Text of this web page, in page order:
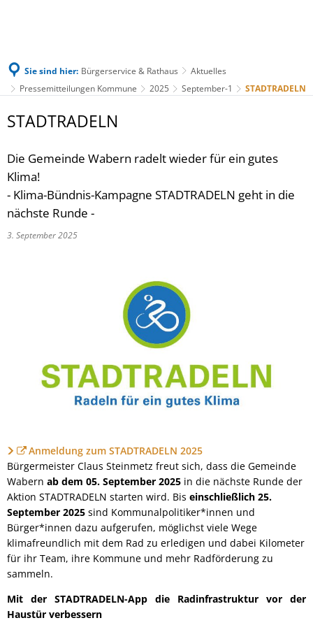
Sie sind hier: Bürgerservice & Rathaus
Aktuelles
Pressemitteilungen Kommune
2025 September-1 STADTRADELN
STADTRADELN
Die Gemeinde Wabern radelt wieder für ein gutes
Klima!
- Klima-Bündnis-Kampagne STADTRADELN geht in die
nächste Runde -
3. September 2025
Anmeldung zum STADTRADELN 2025
Bürgermeister Claus Steinmetz freut sich, dass die Gemeinde
Wabern ab dem 05. September 2025 in die nächste Runde der
Aktion STADTRADELN starten wird. Bis einschließlich 25.
September 2025 sind Kommunalpolitiker*innen und
Bürger*innen dazu aufgerufen, möglichst viele Wege
klimafreundlich mit dem Rad zu erledigen und dabei Kilometer
für ihr Team, ihre Kommune und mehr Radförderung zu
sammeln.
Mit der STADTRADELN-App die Radinfrastruktur vor der
Haustür verbessern